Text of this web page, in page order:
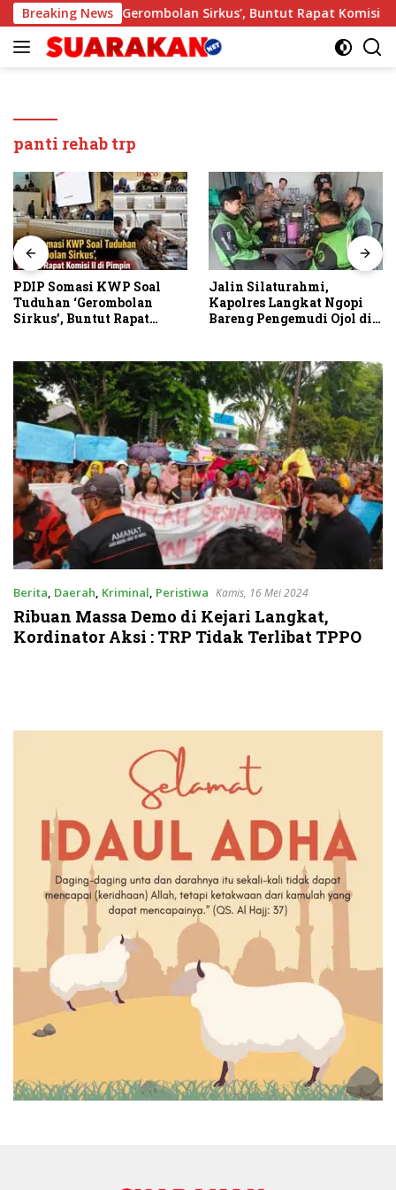
Langsung
ke
konten
Breaking News
Soal Tuduhan ‘Gerombolan Sirkus’, Buntut Rapat Komisi II
panti rehab trp
PDIP Somasi KWP Soal
Tuduhan ‘Gerombolan
Sirkus’, Buntut Rapat
Jalin Silaturahmi,
Kapolres Langkat Ngopi
Bareng Pengemudi Ojol di
Berita, Daerah, Kriminal, Peristiwa Kamis, 16 Mei 2024
Ribuan Massa Demo di Kejari Langkat,
Kordinator Aksi : TRP Tidak Terlibat TPPO